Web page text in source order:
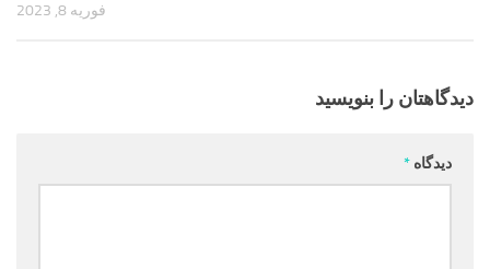
فوریه 8, 2023
دیدگاهتان را بنویسید
دیدگاه *